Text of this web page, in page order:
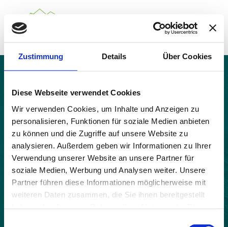
Zustimmung Details Über Cookies
Diese Webseite verwendet Cookies
Wir verwenden Cookies, um Inhalte und Anzeigen zu
personalisieren, Funktionen für soziale Medien anbieten
zu können und die Zugriffe auf unsere Website zu
analysieren. Außerdem geben wir Informationen zu Ihrer
Verwendung unserer Website an unsere Partner für
soziale Medien, Werbung und Analysen weiter. Unsere
Partner führen diese Informationen möglicherweise mit
weiteren Daten zusammen, die Sie ihnen bereitgestellt
Über das Gemeindenetzwerk
Themen
Alpine Kooperationen
Termine
DeutschItaliano Français SlovenščinaEnglish
Cimolais